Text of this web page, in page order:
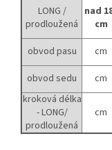
LONG /
prodloužená
nad
cm
obvod pasu
cm
obvod sedu
cm
kroková délka
- LONG/
prodloužená
cm